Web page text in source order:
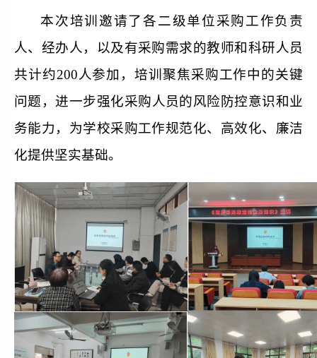
本次培训邀请了各二级单位采购工作负责
人、经办人，以及有采购需求的教师和科研人员
共计约200人参加 ，培训聚焦采购工作中的关键
问题， 进一步强化采购人员的风险防控意识和业
务能力，为学校采购工作规范化、高效化、 廉洁
化提供坚实基础。